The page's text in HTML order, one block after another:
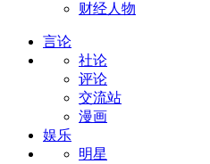
财经人物
言论
社论
评论
交流站
漫画
娱乐
明星